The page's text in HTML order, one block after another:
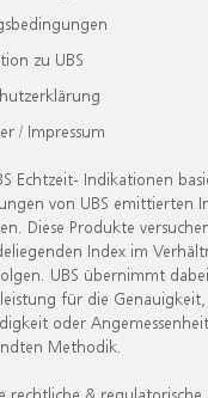
zu UBS
/ Impressum
Echtzeit- Indikationen
von UBS emittierten
Diese Produkte
Index im
UBS übernimmt
für die Genauigkeit,
oder
Methodik.